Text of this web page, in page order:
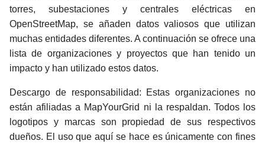
torres, subestaciones y centrales eléctricas en
OpenStreetMap, se añaden datos valiosos que utilizan
muchas entidades diferentes. A continuación se ofrece una
lista de organizaciones y proyectos que han tenido un
impacto y han utilizado estos datos.
Descargo de responsabilidad: Estas organizaciones no
están afiliadas a MapYourGrid ni la respaldan. Todos los
logotipos y marcas son propiedad de sus respectivos
dueños. El uso que aquí se hace es únicamente con fines